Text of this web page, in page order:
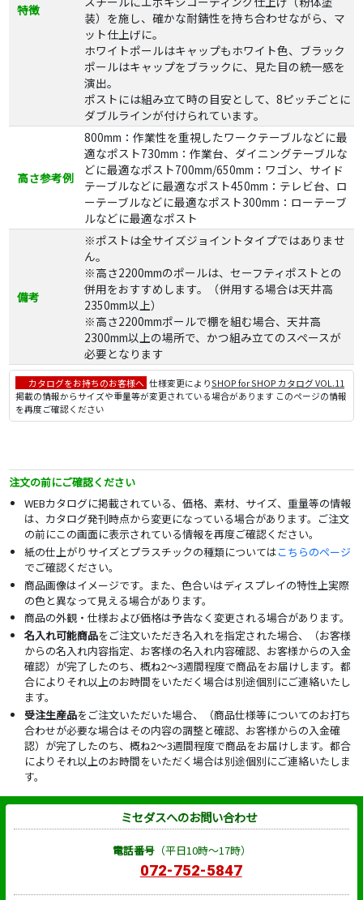
特徴
装）を施し、確かな耐錆性を持ち合わせながら、マ
ット仕上げに。
ホワイトポールはキャップもホワイト色、ブラック
ポールはキャップをブラックに、見た目の統一感を
演出。
ポストには組み立て時の目安として、8ピッチごとに
ダブルラインが付けられています。
高さ参考例
800mm：作業性を重視したワークテーブルなどに最
適なポスト730mm：作業台、ダイニングテーブルな
どに最適なポスト700mm/650mm：ワゴン、サイド
テーブルなどに最適なポスト450mm：テレビ台、ロ
ーテーブルなどに最適なポスト300mm：ローテーブ
ルなどに最適なポスト
備考
※ポストは全サイズジョイントタイプではありませ
ん。
※高さ2200mmのポールは、セーフティポストとの
併用をおすすめします。（併用する場合は天井高
2350mm以上）
※高さ2200mmポールで棚を組む場合、天井高
2300mm以上の場所で、かつ組み立てのスペースが
必要となります
カタログをお持ちのお客様へ 仕様変更によりSHOP for SHOP カタログ VOL.11
掲載の情報からサイズや重量等が変更されている場合があります このページの情報
を再度ご確認ください
注文の前にご確認ください
WEBカタログに掲載されている、価格、素材、サイズ、重量等の情報
は、カタログ発刊時点から変更になっている場合があります。ご注文
の前にこの画面に表示されている情報を再度ご確認ください。
紙の仕上がりサイズとプラスチックの種類についてはこちらのページ
でご確認ください。
商品画像はイメージです。また、色合いはディスプレイの特性上実際
の色と異なって見える場合があります。
商品の外観・仕様および価格は予告なく変更される場合があります。
名入れ可能商品をご注文いただき名入れを指定された場合、（お客様
からの名入れ内容指定、お客様の名入れ内容確認、お客様からの入金
確認）が完了したのち、概ね2～3週間程度で商品をお届けします。都
合によりそれ以上のお時間をいただく場合は別途個別にご連絡いたし
ます。
受注生産品をご注文いただいた場合、（商品仕様等についてのお打ち
合わせが必要な場合はその内容の調整と確認、お客様からの入金確
認）が完了したのち、概ね2～3週間程度で商品をお届けします。都合
によりそれ以上のお時間をいただく場合は別途個別にご連絡いたしま
す。
ミセダスへのお問い合わせ
電話番号（平日10時～17時）
072-752-5847